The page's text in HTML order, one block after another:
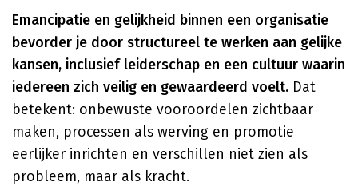
Emancipatie en gelijkheid binnen een organisatie
bevorder je door structureel te werken aan gelijke
kansen, inclusief leiderschap en een cultuur waarin
iedereen zich veilig en gewaardeerd voelt. Dat
betekent: onbewuste vooroordelen zichtbaar
maken, processen als werving en promotie
eerlijker inrichten en verschillen niet zien als
probleem, maar als kracht.